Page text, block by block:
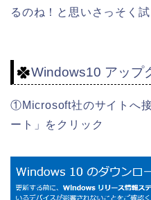
るのね！と思いさっそく試
Windows10 アップ
①Microsoft社のサイトへ
ート」をクリック